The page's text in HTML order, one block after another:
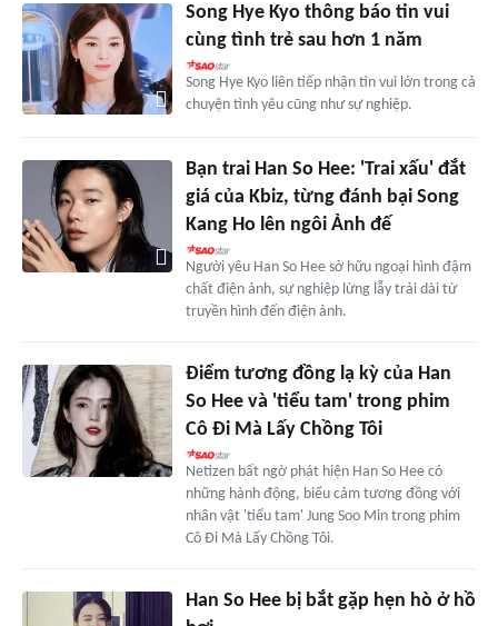
Song Hye Kyo thông báo tin vui
cùng tình trẻ sau hơn 1 năm
Song Hye Kyo liên tiếp nhận tin vui lớn trong cả
chuyện tình yêu cũng như sự nghiệp.
Bạn trai Han So Hee: 'Trai xấu' đắt
giá của Kbiz, từng đánh bại Song
Kang Ho lên ngôi Ảnh đế
Người yêu Han So Hee sở hữu ngoại hình đậm
chất điện ảnh, sự nghiệp lừng lẫy trải dài từ
truyền hình đến điện ảnh.
Điểm tương đồng lạ kỳ của Han
So Hee và 'tiểu tam' trong phim
Cô Đi Mà Lấy Chồng Tôi
Netizen bất ngờ phát hiện Han So Hee có
những hành động, biểu cảm tương đồng với
nhân vật 'tiểu tam' Jung Soo Min trong phim
Cô Đi Mà Lấy Chồng Tôi.
Han So Hee bị bắt gặp hẹn hò ở hồ